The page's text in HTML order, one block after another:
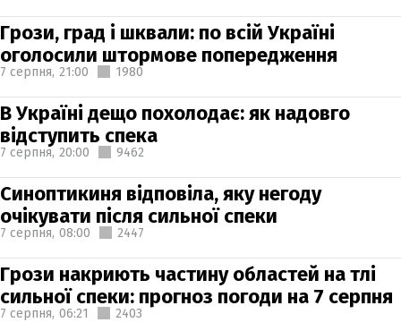
Грози, град і шквали: по всій Україні
оголосили штормове попередження
7 серпня, 21:00 1980
В Україні дещо похолодає: як надовго
відступить спека
7 серпня, 20:00 9462
Синоптикиня відповіла, яку негоду
очікувати після сильної спеки
7 серпня, 08:00 2447
Грози накриють частину областей на тлі
сильної спеки: прогноз погоди на 7 серпня
7 серпня, 06:21 2403